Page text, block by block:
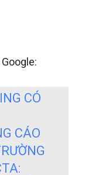
CÓ
CÁO